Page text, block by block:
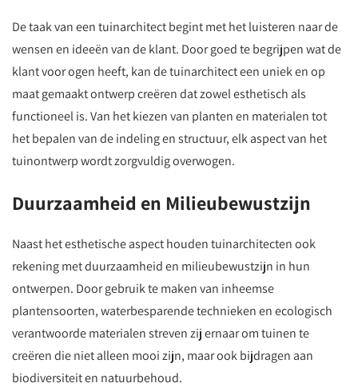
De taak van een tuinarchitect begint met het luisteren naar de
wensen en ideeën van de klant. Door goed te begrijpen wat de
klant voor ogen heeft, kan de tuinarchitect een uniek en op
maat gemaakt ontwerp creëren dat zowel esthetisch als
functioneel is. Van het kiezen van planten en materialen tot
het bepalen van de indeling en structuur, elk aspect van het
tuinontwerp wordt zorgvuldig overwogen.
Duurzaamheid en Milieubewustzijn
Naast het esthetische aspect houden tuinarchitecten ook
rekening met duurzaamheid en milieubewustzijn in hun
ontwerpen. Door gebruik te maken van inheemse
plantensoorten, waterbesparende technieken en ecologisch
verantwoorde materialen streven zij ernaar om tuinen te
creëren die niet alleen mooi zijn, maar ook bijdragen aan
biodiversiteit en natuurbehoud.